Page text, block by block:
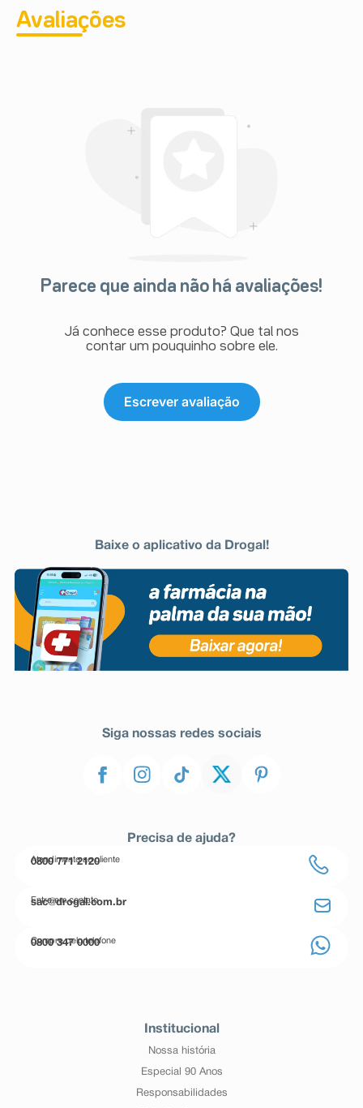
Avaliações
Parece que ainda não há avaliações!
Já conhece esse produto? Que tal nos
contar um pouquinho sobre ele.
Escrever avaliação
Baixe o aplicativo da Drogal!
Siga nossas redes sociais
Precisa de ajuda?
Atendimento ao cliente
0800 771 2120
Entre em contato
sac@drogal.com.br
Compre pelo telefone
0800 347 0000
Institucional
Nossa história
Especial 90 Anos
Responsabilidades